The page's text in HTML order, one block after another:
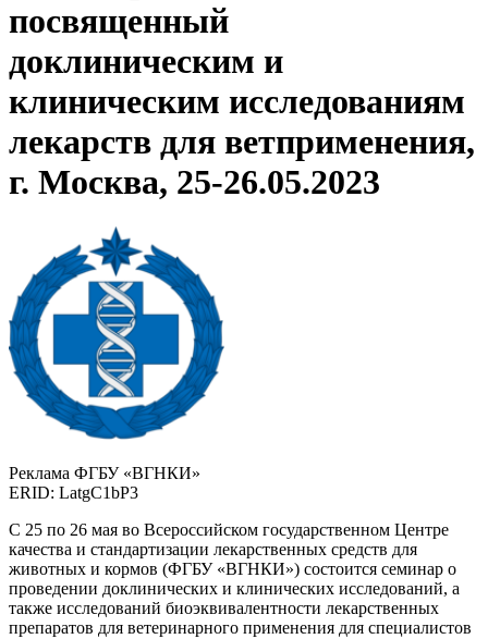
посвященный
доклиническим и
клиническим исследованиям
лекарств для ветприменения,
г. Москва, 25-26.05.2023
Реклама ФГБУ «ВГНКИ»
ERID: LatgC1bP3
С 25 по 26 мая во Всероссийском государственном Центре
качества и стандартизации лекарственных средств для
животных и кормов (ФГБУ «ВГНКИ») состоится семинар о
проведении доклинических и клинических исследований, а
также исследований биоэквивалентности лекарственных
препаратов для ветеринарного применения для специалистов